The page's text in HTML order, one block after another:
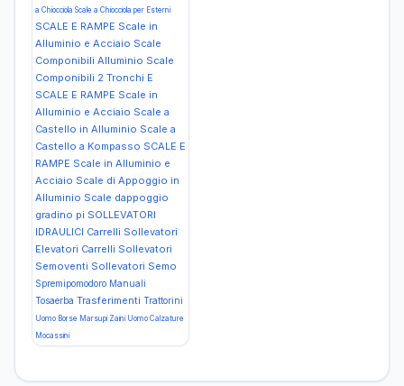
a Chiocciola Scale a Chiocciola per Esterni
SCALE E RAMPE Scale in
Alluminio e Acciaio Scale
Componibili Alluminio Scale
Componibili 2 Tronchi E
SCALE E RAMPE Scale in
Alluminio e Acciaio Scale a
Castello in Alluminio Scale a
Castello a Kompasso SCALE E
RAMPE Scale in Alluminio e
Acciaio Scale di Appoggio in
Alluminio Scale dappoggio
gradino pi SOLLEVATORI
IDRAULICI Carrelli Sollevatori
Elevatori Carrelli Sollevatori
Semoventi Sollevatori Semo
Spremipomodoro Manuali
Tosaerba Trasferimenti Trattorini
Uomo Borse Marsupi Zaini Uomo Calzature
Mocassini